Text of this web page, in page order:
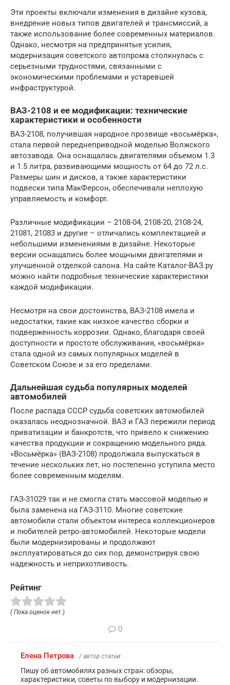
Эти проекты включали изменения в дизайне кузова,
внедрение новых типов двигателей и трансмиссий, а
также использование более современных материалов.
Однако, несмотря на предпринятые усилия,
модернизация советского автопрома столкнулась с
серьезными трудностями, связанными с
экономическими проблемами и устаревшей
инфраструктурой.
ВАЗ-2108 и ее модификации: технические
характеристики и особенности
ВАЗ-2108, получившая народное прозвище «восьмёрка»,
стала первой переднеприводной моделью Волжского
автозавода. Она оснащалась двигателями объемом 1.3
и 1.5 литра, развивающими мощность от 64 до 72 л.с.
Размеры шин и дисков, а также характеристики
подвески типа МакФерсон, обеспечивали неплохую
управляемость и комфорт.
Различные модификации – 2108-04, 2108-20, 2108-24,
21081, 21083 и другие – отличались комплектацией и
небольшими изменениями в дизайне. Некоторые
версии оснащались более мощными двигателями и
улучшенной отделкой салона. На сайте Каталог-ВАЗ.ру
можно найти подробные технические характеристики
каждой модификации.
Несмотря на свои достоинства, ВАЗ-2108 имела и
недостатки, такие как низкое качество сборки и
подверженность коррозии. Однако, благодаря своей
доступности и простоте обслуживания, «восьмёрка»
стала одной из самых популярных моделей в
Советском Союзе и за его пределами.
Дальнейшая судьба популярных моделей
автомобилей
После распада СССР судьба советских автомобилей
оказалась неоднозначной. ВАЗ и ГАЗ пережили период
приватизации и банкротств, что привело к снижению
качества продукции и сокращению модельного ряда.
«Восьмёрка» (ВАЗ-2108) продолжала выпускаться в
течение нескольких лет, но постепенно уступила место
более современным моделям.
ГАЗ-31029 так и не смогла стать массовой моделью и
была заменена на ГАЗ-3110. Многие советские
автомобили стали объектом интереса коллекционеров
и любителей ретро-автомобилей. Некоторые модели
были модернизированы и продолжают
эксплуатироваться до сих пор, демонстрируя свою
надежность и неприхотливость.
Рейтинг
( Пока оценок нет )
0
Елена Петрова / автор статьи
Пишу об автомобилях разных стран: обзоры,
характеристики, советы по выбору и модернизации.